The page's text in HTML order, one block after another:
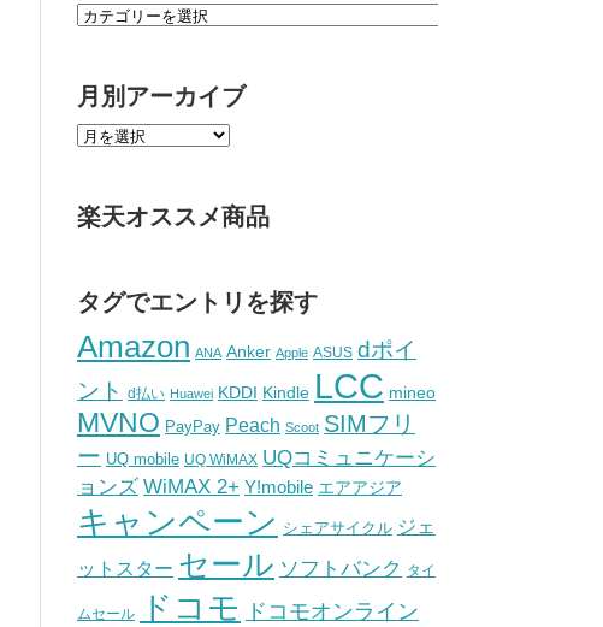
月別アーカイブ
楽天オススメ商品
タグでエントリを探す
Amazon ANA Anker Apple ASUS dポイ
ント
d払い Huawei KDDI Kindle LCC mineo
MVNO PayPay Peach Scoot SIMフリ
ー UQ mobile UQ WiMAX UQコミュニケーシ
ョンズ WiMAX 2+ Y!mobile エアアジア
キャンペーン シェアサイクル ジェ
ットスター セール ソフトバンク タイ
ムセール ドコモ
ドコモオンライン